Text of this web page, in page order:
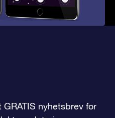
nyhetsbrev for